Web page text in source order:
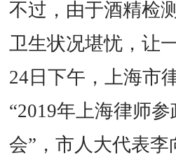
不过，由于酒精检
卫生状况堪忧，让
24日下午，上海市
“2019年上海律师
会”，市人大代表李